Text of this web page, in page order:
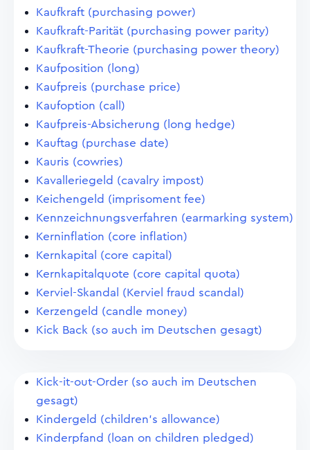
Kaufkraft (purchasing power)
Kaufkraft-Parität (purchasing power parity)
Kaufkraft-Theorie (purchasing power theory)
Kaufposition (long)
Kaufpreis (purchase price)
Kaufoption (call)
Kaufpreis-Absicherung (long hedge)
Kauftag (purchase date)
Kauris (cowries)
Kavalleriegeld (cavalry impost)
Keichengeld (imprisoment fee)
Kennzeichnungsverfahren (earmarking system)
Kerninflation (core inflation)
Kernkapital (core capital)
Kernkapitalquote (core capital quota)
Kerviel-Skandal (Kerviel fraud scandal)
Kerzengeld (candle money)
Kick Back (so auch im Deutschen gesagt)
Kick-it-out-Order (so auch im Deutschen
gesagt)
Kindergeld (children's allowance)
Kinderpfand (loan on children pledged)